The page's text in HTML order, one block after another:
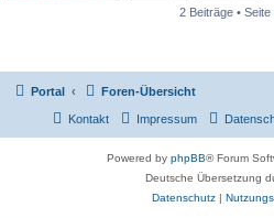
2 Beiträge • Seite
Portal Foren-Übersicht
Impressum
Kontakt
Powered by phpBB® Forum
Deutsche Übersetzung
Datenschutz|